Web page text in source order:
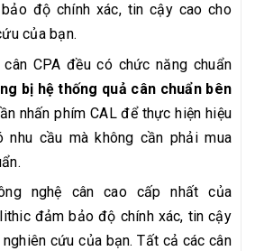
độ chính xác, tin cậy cao cho
của bạn.
CPA đều có chức năng chuẩn
bị hệ thống quả cân chuẩn bên
nhấn phím CAL để thực hiện hiệu
nhu cầu mà không cần phải mua
nghệ cân cao cấp nhất của
đảm bảo độ chính xác, tin cậy
cứu của bạn. Tất cả các cân